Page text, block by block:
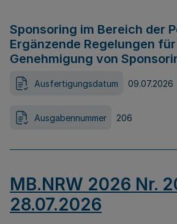
Sponsoring im Bereich der
Ergänzende Regelungen
Genehmigung von
Ausfertigungsdatum 09.07.2026
Ausgabennummer 206
MB.NRW 2026 Nr.
28.07.2026